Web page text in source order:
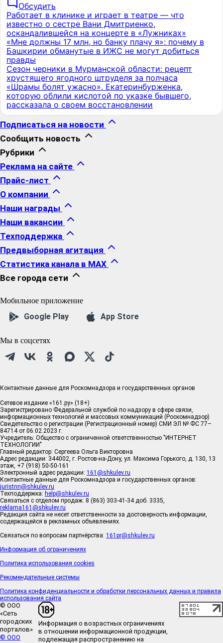
Обсудить
Работает в клинике и играет в театре — что
известно о сестре Вани Дмитриенко,
оскандалившейся на концерте в «Лужниках»
«Мне должны 17 млн, но банку плачу я»: почему в
Башкирии обманутые в ИЖС не могут добиться
правды
Сезон черники в Мурманской области: рецепт
хрустящего ягодного штруделя за полчаса
«Шрамы болят ужасно». Екатеринбурженка,
которую облили кислотой по указке бывшего,
рассказала о своем восстановлении
Подписаться на новости
Сообщить новость
Рубрики
Реклама на сайте
Прайс-лист
О компании
Наши награды
Наши вакансии
Техподдержка
Предвыборная агитация
Статистика канала в MAX
Все города сети
Мобильное приложение
Google Play App Store
Мы в соцсетях
Контактные данные для Роскомнадзора и государственных органов
Сетевое издание «161.ру» (18+)
Зарегистрировано Федеральной службой по надзору в сфере связи,
информационных технологий и массовых коммуникаций (Роскомнадзор)
Свидетельство о регистрации (Регистрационный номер) СМИ ЭЛ № ФС 77–
84714 от 06.02.2023 г.
Учредитель: Общество с ограниченной ответственностью "ИНТЕРНЕТ
ТЕХНОЛОГИИ"
Главный редактор: Сергеева Ольга Викторовна
Адрес редакции: 344002, г. Ростов-на-Дону, ул. Максима Горького, д. 130, 13
этаж, +7 (918) 50-50-161
Электронный адрес редакции: 161@shkulev.ru
Контактные данные для Роскомнадзора и государственных органов:
juristnn@shkulev.ru
Техподдержка: help@shkulev.ru
Связаться с отделом продаж: 8 (863) 303-41-34 доб. 3335,
reklama161@shkulev.ru
Редакция сайта не несет ответственности за достоверность информации,
содержащейся в рекламных объявлениях.
Связаться по вопросам партнёрства: 161pr@shkulev.ru
Информация об ограничениях
Политика использования cookies
Рекомендательные системы
Политика конфиденциальности и обработки персональных данных и правила
использования сайта
© ООО
«Сеть
городских
порталов»
© ООО
Информация о возрастных ограничениях
в отношении информационной продукции,
подлежащая распространению на